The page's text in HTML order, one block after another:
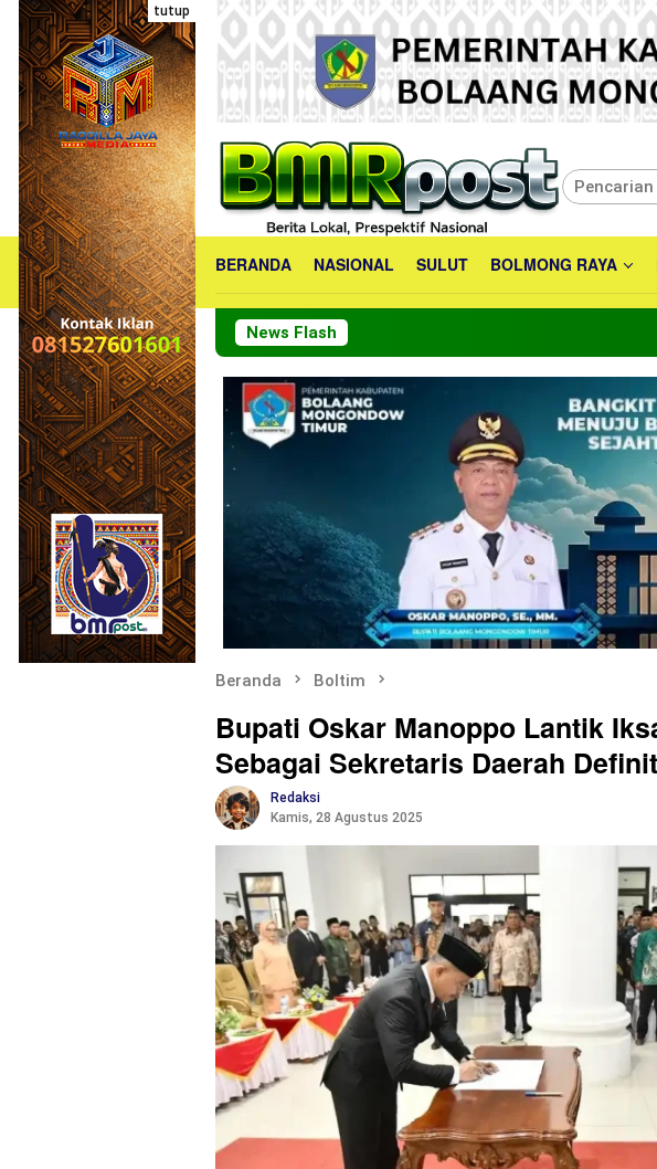
Loncat
konten
tutup
BERANDA NASIONAL SULUT BOLMONG RAYA
News Flash PKK Bolmong
Beranda Boltim
Bupati Oskar Manoppo Lantik
Sebagai Sekretaris Daerah
Redaksi
Kamis, 28 Agustus 2025